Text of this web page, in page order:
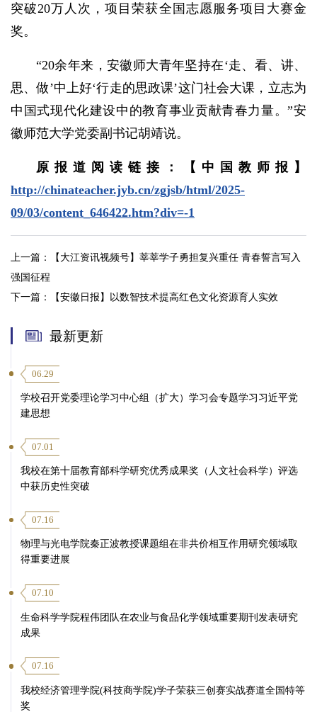
突破20万人次，项目荣获全国志愿服务项目大赛金
奖。
“20余年来，安徽师大青年坚持在‘走、看、讲、
思、做’中上好‘行走的思政课’这门社会大课，立志为
中国式现代化建设中的教育事业贡献青春力量。”安
徽师范大学党委副书记胡靖说。
原报道阅读链接：【中国教师报】
http://chinateacher.jyb.cn/zgjsb/html/2025-
09/03/content_646422.htm?div=-1
上一篇：
【大江资讯视频号】莘莘学子勇担复兴重任 青春誓言写入
强国征程
下一篇：
【安徽日报】以数智技术提高红色文化资源育人实效
最新更新
06.29
学校召开党委理论学习中心组（扩大）学习会专题学习习近平党
建思想
07.01
我校在第十届教育部科学研究优秀成果奖（人文社会科学）评选
中获历史性突破
07.16
物理与光电学院秦正波教授课题组在非共价相互作用研究领域取
得重要进展
07.10
生命科学学院程伟团队在农业与食品化学领域重要期刊发表研究
成果
07.16
我校经济管理学院(科技商学院)学子荣获三创赛实战赛道全国特等
奖